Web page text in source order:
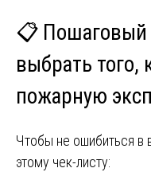
📋 Пошаговый
выбрать того,
пожарную
Чтобы не ошибиться в
этому чек-листу: